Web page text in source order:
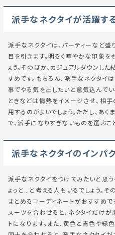
派手なネクタイが活躍す
派手なネクタイは、パーティーなど
目を引きます。明るく華やかな印象
ょう。そのほか、カジュアルダウンし
すめです。もちろん、派手なネクタイ
事でやる気を出したいと意気込んでい
ときなどは情熱をイメージさせ、相
用するのがよいでしょう。ただし、あ
で、派手になりすぎないものを選ぶこ
派手なネクタイのインパ
派手なネクタイをつけてみたいと思
ょっと…と考える人もいるでしょう。
まとめるコーディネートがおすすめで
スーツを合わせると、ネクタイだけが
トになります。また、黄色と青色や